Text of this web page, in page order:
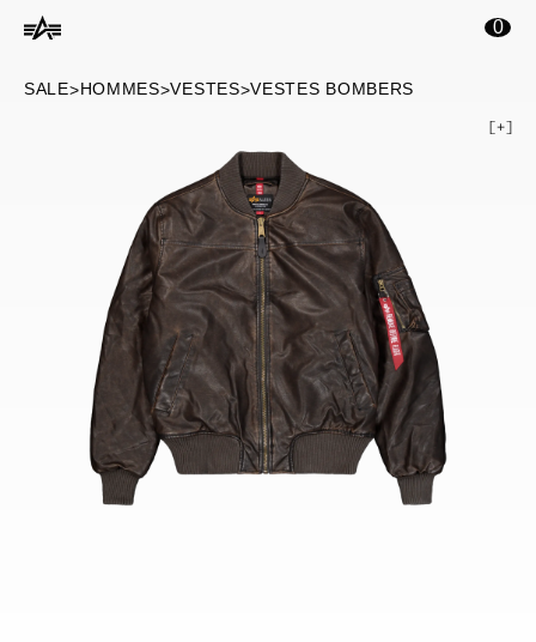
principal 0
SALE>HOMMES>VESTES>VESTES BOMBERS